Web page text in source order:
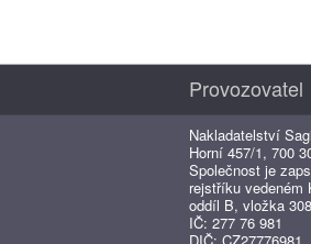
Provozovatel
Nakladatelství
Horní 457/1, 700
Společnost je
rejstříku vedeném
oddíl B, vložka
IČ: 277 76 981